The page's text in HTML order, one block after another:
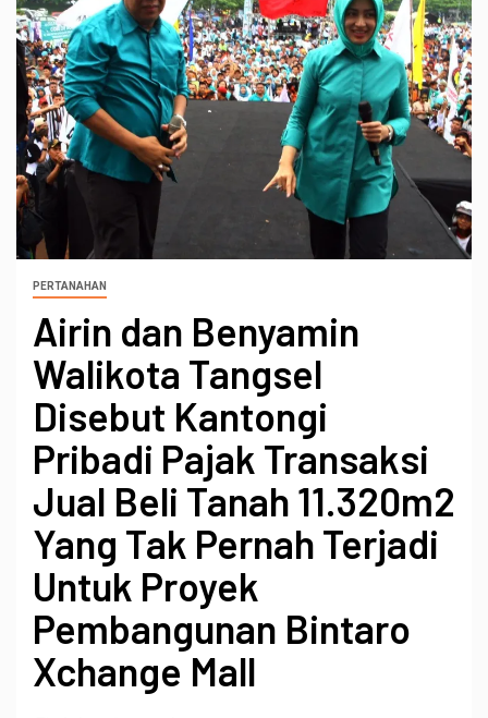
PERTANAHAN
Airin dan Benyamin
Walikota Tangsel
Disebut Kantongi
Pribadi Pajak Transaksi
Jual Beli Tanah 11.320m2
Yang Tak Pernah Terjadi
Untuk Proyek
Pembangunan Bintaro
Xchange Mall